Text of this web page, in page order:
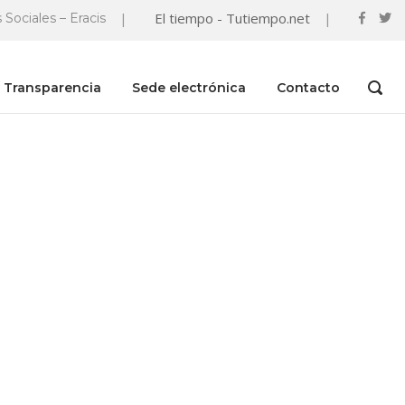
Sociales – Eracis | El tiempo - Tutiempo.net |
Transparencia Sede electrónica Contacto
OPEN